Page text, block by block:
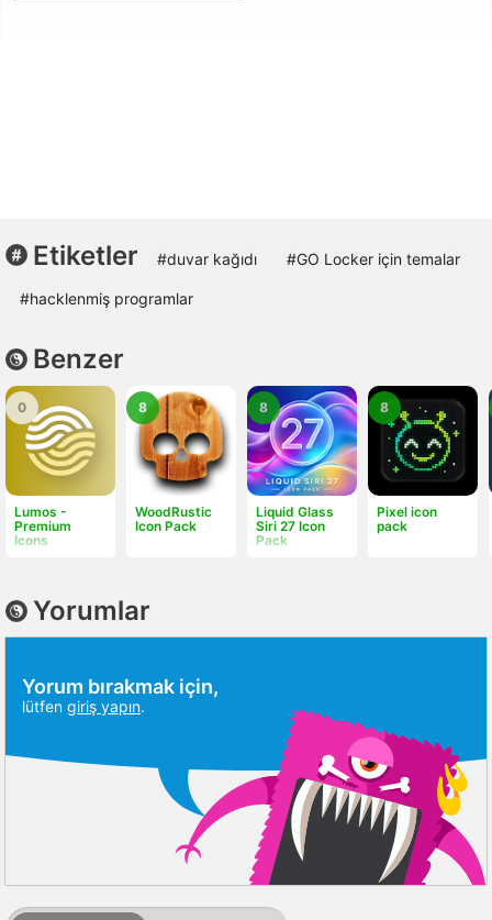
Etiketler #duvar kağıdı #GO Locker için temalar
#hacklenmiş programlar
Benzer
Lumos -
Premium
Icons
0
WoodRustic
Icon Pack
8
Liquid Glass
Siri 27 Icon
Pack
8
Pixel icon
pack
8
Yorumlar
Yorum bırakmak için,
lütfen giriş yapın.